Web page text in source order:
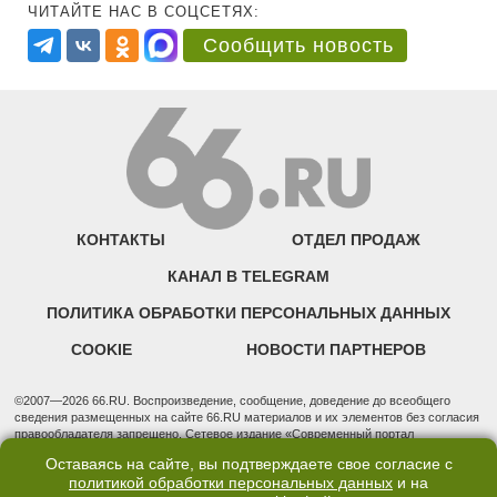
ЧИТАЙТЕ НАС В СОЦСЕТЯХ:
Сообщить новость
КОНТАКТЫ ОТДЕЛ ПРОДАЖ
КАНАЛ В TELEGRAM
ПОЛИТИКА ОБРАБОТКИ ПЕРСОНАЛЬНЫХ ДАННЫХ
COOKIE НОВОСТИ ПАРТНЕРОВ
©2007—2026 66.RU. Воспроизведение, сообщение, доведение до всеобщего
сведения размещенных на сайте 66.RU материалов и их элементов без согласия
правообладателя запрещено. Сетевое издание «Современный портал
надзору в сфере связи, информационных технологий и массовых коммуникаций
(Роскомнадзор). Регистрационный номер ЭЛ № ФС 77 - 76634 от 02.09.2019
Оставаясь на сайте, вы подтверждаете свое согласие с
политикой обработки персональных данных и на